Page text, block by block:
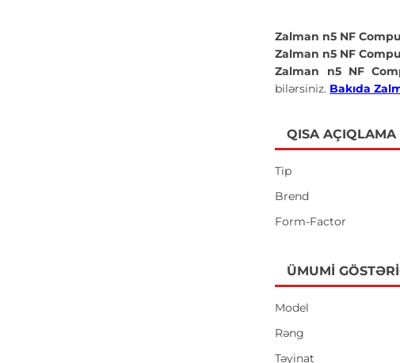
Zalman n5 NF
Zalman n5 NF
Zalman n5 NF
bilərsiniz. Bakıda
QISA AÇIQLAMA
Tip
Brend
Form-Factor
ÜMUMI
Model
Rəng
Təyinat